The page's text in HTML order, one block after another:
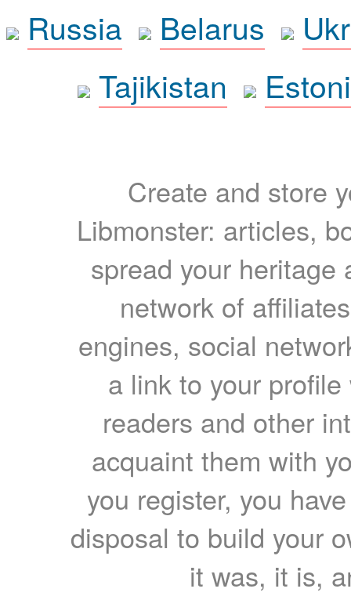
Russia
Belarus
Tajikistan
Create and store
Libmonster: articles,
spread your heritage
network of
engines, social
a link to your
readers and other
acquaint them with
you register, you
disposal to build your
it was, it is,